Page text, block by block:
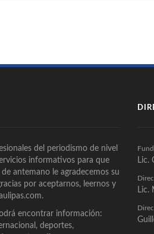
del periodismo de nivel
informativos para que
antemano le agradecemos su
por aceptarnos, leernos y
encontrar información:
deportes,
Lic.
Lic.